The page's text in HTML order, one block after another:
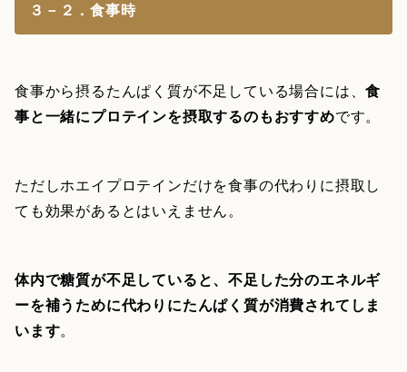
３－２．食事時
食事から摂るたんぱく質が不足している場合には、食
事と一緒にプロテインを摂取するのもおすすめです。
ただしホエイプロテインだけを食事の代わりに摂取し
ても効果があるとはいえません。
体内で糖質が不足していると、不足した分のエネルギ
ーを補うために代わりにたんぱく質が消費されてしま
います。